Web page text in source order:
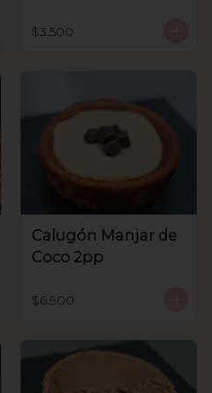
$3.500
Calugón Manjar de
Coco 2pp
$6.900